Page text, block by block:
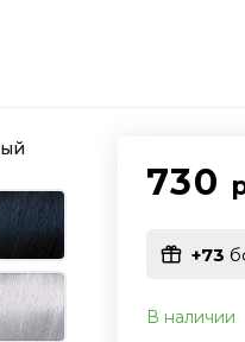
730
+73
В наличии